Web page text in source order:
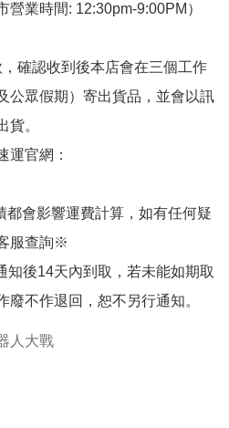
業時間: 12:30pm-9:00PM）
確認收到後本店會在三個工作
公眾假期）寄出貨品，並會以訊
貨。
運官網：
會影響運費計算，如有任何疑
服查詢※
知後14天內到取，若未能如期取
不作退回，恕不另行通知。
人大戰